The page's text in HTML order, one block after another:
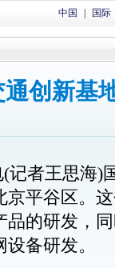
中国 国际
创新基
记者王思海)
平谷区。
的研发，
备研发。